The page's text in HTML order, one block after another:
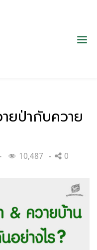
ยป่ากับควาย
10,487 0